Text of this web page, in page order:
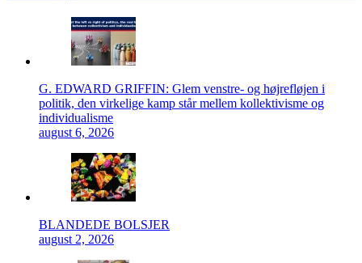
G. EDWARD GRIFFIN: Glem venstre- og højrefløjen i
politik, den virkelige kamp står mellem kollektivisme og
individualisme
august 6, 2026
BLANDEDE BOLSJER
august 2, 2026